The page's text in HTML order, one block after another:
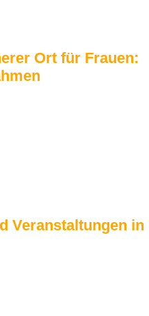
Ort für Frauen:
Veranstaltungen in